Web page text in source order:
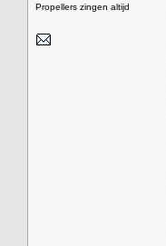
Propellers zingen altijd